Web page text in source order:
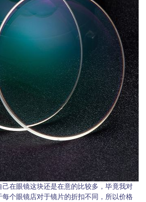
己在眼镜这块还是在意的比较多，毕竟我对
每个眼镜店对于镜片的折扣不同，所以价格